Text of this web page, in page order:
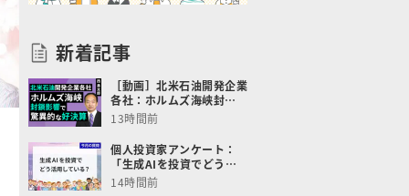
新着記事
［動画］北米石油開発企業
各社：ホルムズ海峡封…
13時間前
個人投資家アンケート：
「生成AIを投資でどう…
14時間前